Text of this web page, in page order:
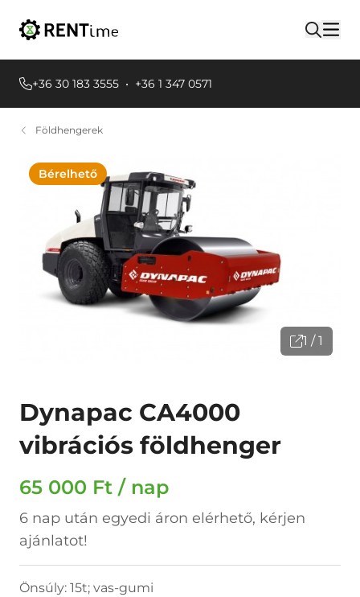
+36 30 183 3555 • +36 1 347 0571
Földhengerek
Bérelhető
1 / 1
Dynapac CA4000
vibrációs földhenger
65 000 Ft / nap
6 nap után egyedi áron elérhető, kérjen
ajánlatot!
Önsúly: 15t; vas-gumi